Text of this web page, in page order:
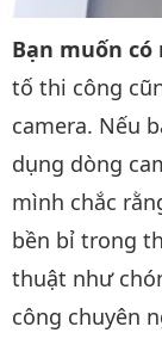
Bạn muốn
tố thi công
camera. Nếu
dụng dòng
mình chắc
bền bỉ trong
thuật như
công chuyên